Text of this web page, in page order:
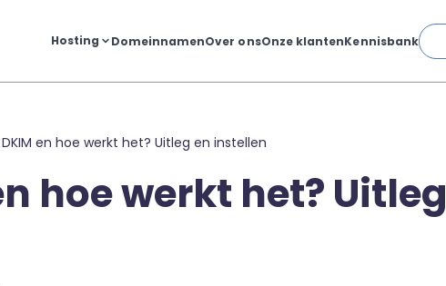
Hosting DomeinnamenOver onsOnze klantenKennisbank
en hoe werkt het? Uitleg en instellen
hoe werkt het? Uitleg